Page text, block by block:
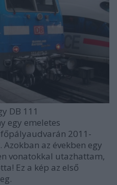
DB 111
egy emeletes
2011-
az években egy
vonatokkal utazhattam,
Ez a kép az első